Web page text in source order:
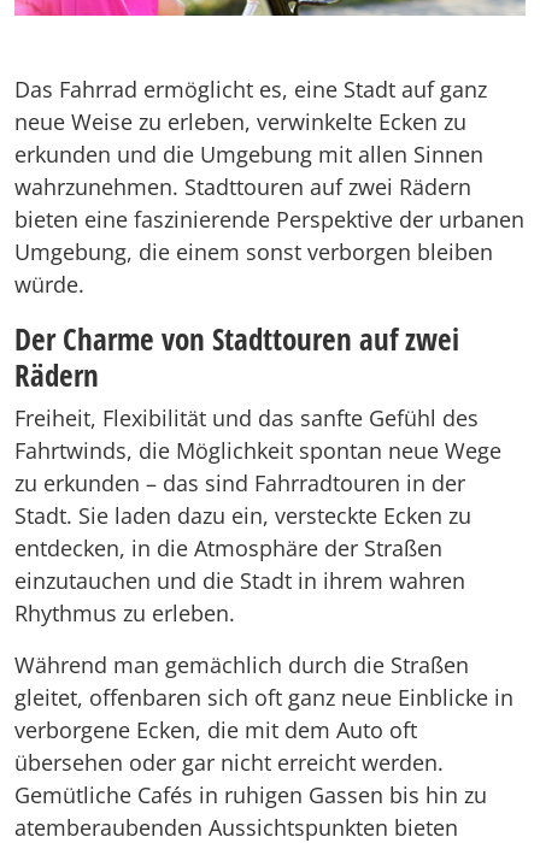
Das Fahrrad ermöglicht es, eine Stadt auf ganz
neue Weise zu erleben, verwinkelte Ecken zu
erkunden und die Umgebung mit allen Sinnen
wahrzunehmen. Stadttouren auf zwei Rädern
bieten eine faszinierende Perspektive der urbanen
Umgebung, die einem sonst verborgen bleiben
würde.
Der Charme von Stadttouren auf zwei
Rädern
Freiheit, Flexibilität und das sanfte Gefühl des
Fahrtwinds, die Möglichkeit spontan neue Wege
zu erkunden – das sind Fahrradtouren in der
Stadt. Sie laden dazu ein, versteckte Ecken zu
entdecken, in die Atmosphäre der Straßen
einzutauchen und die Stadt in ihrem wahren
Rhythmus zu erleben.
Während man gemächlich durch die Straßen
gleitet, offenbaren sich oft ganz neue Einblicke in
verborgene Ecken, die mit dem Auto oft
übersehen oder gar nicht erreicht werden.
Gemütliche Cafés in ruhigen Gassen bis hin zu
atemberaubenden Aussichtspunkten bieten